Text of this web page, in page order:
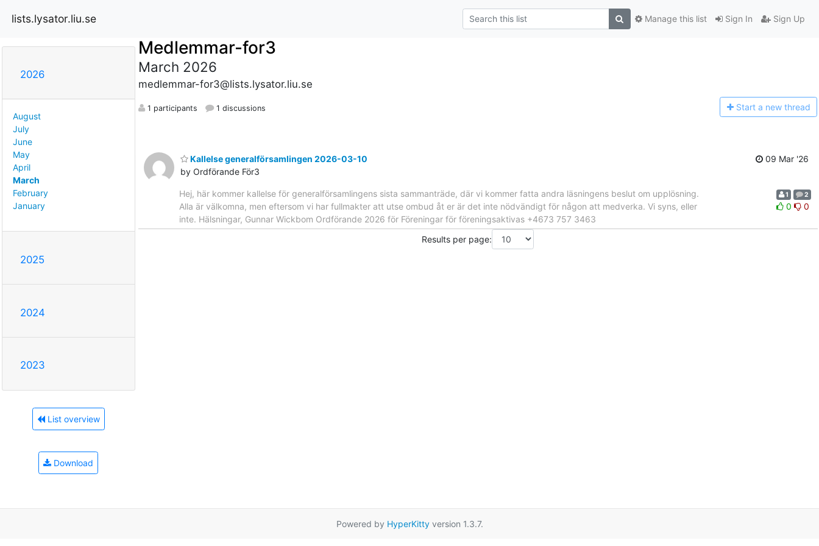
lists.lysator.liu.se Sign In Sign Up
Manage this list
2026
August
July
June
May
April
March
February
January
2025
2024
2023
List overview
Download
Medlemmar-for3
March 2026
medlemmar-for3@lists.lysator.liu.se
1 participants 1 discussions Start a new thread
Kallelse generalförsamlingen 2026-03-10
by Ordförande För3
09 Mar '26
Hej, här kommer kallelse för generalförsamlingens sista sammanträde, där vi kommer fatta andra läsningens beslut om upplösning.
Alla är välkomna, men eftersom vi har fullmakter att utse ombud åt er är det inte nödvändigt för någon att medverka. Vi syns, eller
inte. Hälsningar, Gunnar Wickbom Ordförande 2026 för Föreningar för föreningsaktivas +4673 757 3463
1 2
0 0
Results per page:
Powered by HyperKittyversion 1.3.7.